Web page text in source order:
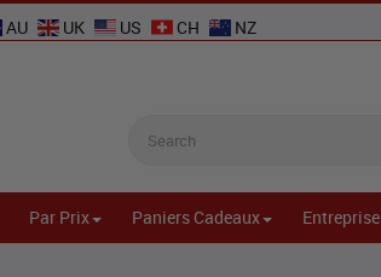
AU UK US CH NZ
Par Prix Paniers Cadeaux Entreprise